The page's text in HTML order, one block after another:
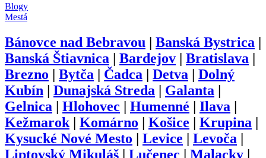
Blogy
Mestá
Bánovce nad Bebravou | Banská Bystrica |
Banská Štiavnica | Bardejov | Bratislava |
Brezno | Bytča | Čadca | Detva | Dolný
Kubín | Dunajská Streda | Galanta |
Gelnica | Hlohovec | Humenné | Ilava |
Kežmarok | Komárno | Košice | Krupina |
Kysucké Nové Mesto | Levice | Levoča |
Liptovský Mikuláš | Lučenec | Malacky |